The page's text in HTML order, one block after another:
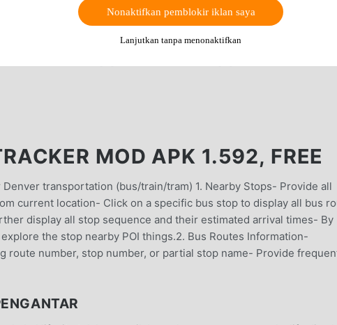
MOD APK 1.592, FREE
transportation (bus/train/tram) 1. Nearby Stops- Provide all
current location- Click on a specific bus stop to display all bus
display all stop sequence and their estimated arrival times- By
the stop nearby POI things.2. Bus Routes Information-
route number, stop number, or partial stop name- Provide
Nonaktifkan pemblokir iklan saya
Lanjutkan tanpa menonaktifkan